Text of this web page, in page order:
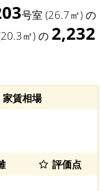
号室 (26.7㎡) の
㎡) の 2,232
家賃相場
評価点